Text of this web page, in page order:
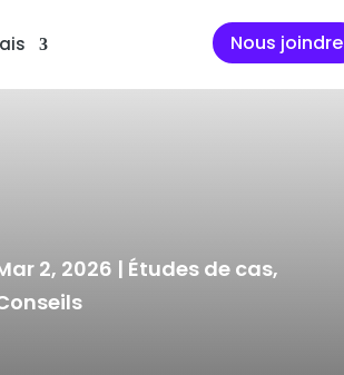
Nous joindre
2, 2026 | Études de cas,